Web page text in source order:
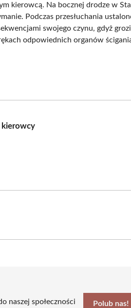
kierowcą. Na bocznej drodze w
Podczas przesłuchania
swojego czynu, gdyż
odpowiednich organów
kierowcy
naszej społeczności
Polub nas!